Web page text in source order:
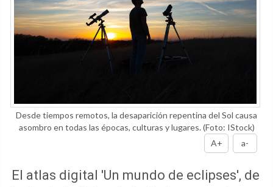
Desde tiempos remotos, la desaparición repentina del Sol causa
asombro en todas las épocas, culturas y lugares.(Foto: IStock)
A+
a-
El atlas digital 'Un mundo de eclipses', de